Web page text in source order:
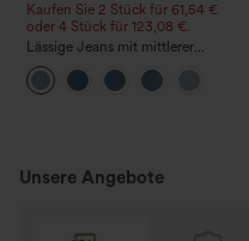
Kaufen Sie 2 Stück für 61,54 €
oder 4 Stück für 123,08 €.
Lässige Jeans mit mittlerer
Bundhöhe, Kordelzug und
Taschen
Unsere Angebote